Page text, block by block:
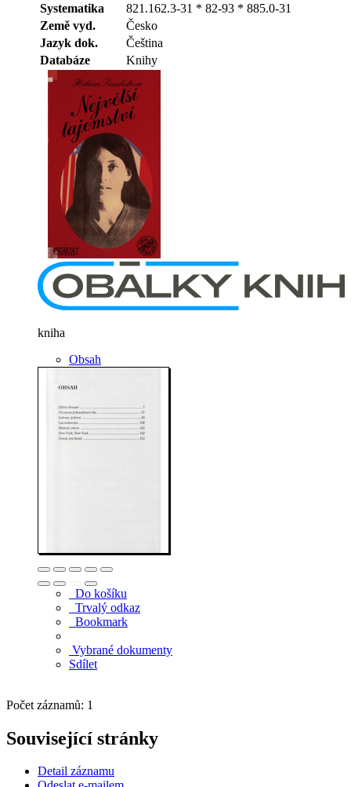
Systematika
821.162.3-31 * 82-93 * 885.0-31
Země vyd.
Česko
Jazyk dok.
Čeština
Databáze
Knihy
kniha
Obsah
Do košíku
Trvalý odkaz
Bookmark
Vybrané dokumenty
Sdílet
Počet záznamů: 1
Související stránky
Detail záznamu